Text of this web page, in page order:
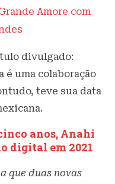
Amore com
divulgado:
é uma colaboração
teve sua data
anos, Anahi
digital em 2021
que duas novas